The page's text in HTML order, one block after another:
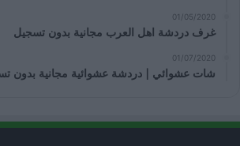
01/05/2020
غرف دردشة اهل العرب مجانية بدون تسجيل
01/07/2020
شات عشوائي | دردشة عشوائية مجانية بدون